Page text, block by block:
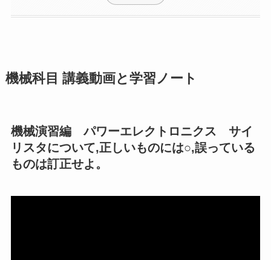
機械科目 講義動画と学習ノート
機械演習編 パワーエレクトロニクス サイ
リスタについて,正しいものには○,誤っている
ものは訂正せよ。